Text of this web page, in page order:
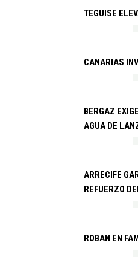
TEGUISE
CANARIAS
BERGAZ
AGUA DE
ARRECIFE
REFUERZO
ROBAN EN